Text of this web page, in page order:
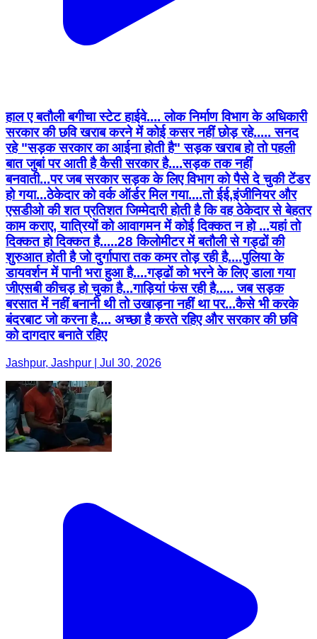
हाल ए बतौली बगीचा स्टेट हाईवे.... लोक निर्माण विभाग के अधिकारी
सरकार की छवि खराब करने में कोई कसर नहीं छोड़ रहे..... सनद
रहे "सड़क सरकार का आईना होती है" सड़क खराब हो तो पहली
बात जुबां पर आती है कैसी सरकार है....सड़क तक नहीं
बनवाती...पर जब सरकार सड़क के लिए विभाग को पैसे दे चुकी टेंडर
हो गया...ठेकेदार को वर्क ऑर्डर मिल गया....तो ईई,इंजीनियर और
एसडीओ की शत प्रतिशत जिम्मेदारी होती है कि वह ठेकेदार से बेहतर
काम कराए, यात्रियों को आवागमन में कोई दिक्कत न हो ...यहां तो
दिक्कत हो दिक्कत है.....28 किलोमीटर में बतौली से गड्ढों की
शुरुआत होती है जो दुर्गापारा तक कमर तोड़ रही है....पुलिया के
डायवर्शन में पानी भरा हुआ है....गड्ढों को भरने के लिए डाला गया
जीएसबी कीचड़ हो चुका है...गाड़ियां फंस रही है..... जब सड़क
बरसात में नहीं बनानी थी तो उखाड़ना नहीं था पर...कैसे भी करके
बंदरबाट जो करना है.... अच्छा है करते रहिए और सरकार की छवि
को दागदार बनाते रहिए
Jashpur, Jashpur | Jul 30, 2026